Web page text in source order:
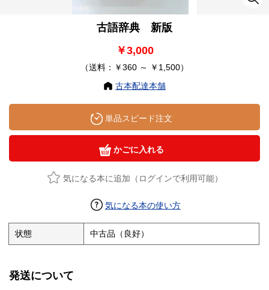
古語辞典 新版
￥3,000
（送料：￥360 ～ ￥1,500）
古本配達本舗
単品スピード注文
かごに入れる
気になる本に追加（ログインで利用可能）
気になる本の使い方
状態 中古品（良好）
発送について